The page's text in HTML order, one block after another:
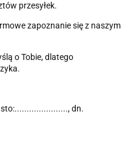
przesyłek.
zapoznanie się z naszym
o Tobie, dlatego
dn.